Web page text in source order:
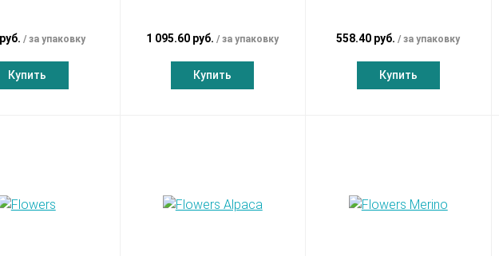
за упаковку
Купить
1 095.60 руб. за упаковку
Купить
558.40 руб. за упаковку
Купить